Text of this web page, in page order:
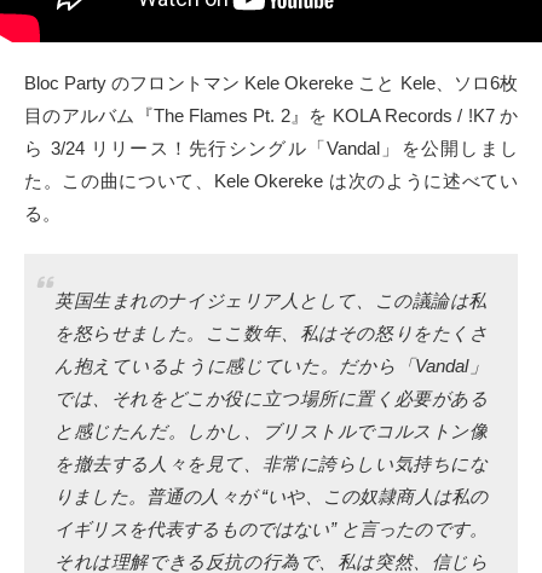
ト
クト
Twitter
instagram
Tumblr
Soundcloud
to indienative
Bloc Party のフロントマン Kele Okereke こと Kele、ソロ6枚
目のアルバム『The Flames Pt. 2』を KOLA Records / !K7 か
ら 3/24 リリース！先行シングル「Vandal」を公開しまし
た。この曲について、Kele Okereke は次のように述べてい
る。
英国生まれのナイジェリア人として、この議論は私
を怒らせました。ここ数年、私はその怒りをたくさ
ん抱えているように感じていた。だから「Vandal」
では、それをどこか役に立つ場所に置く必要がある
と感じたんだ。しかし、ブリストルでコルストン像
を撤去する人々を見て、非常に誇らしい気持ちにな
りました。普通の人々が “いや、この奴隷商人は私の
イギリスを代表するものではない” と言ったのです。
それは理解できる反抗の行為で、私は突然、信じら